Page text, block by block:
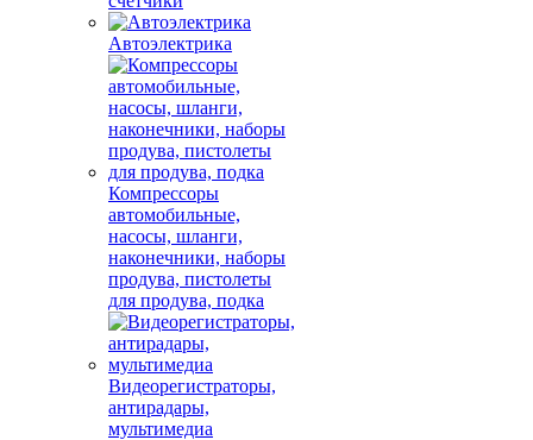
Автоэлектрика
Компрессоры
автомобильные,
насосы, шланги,
наконечники, наборы
продува, пистолеты
для продува, подка
Видеорегистраторы,
антирадары,
мультимедиа